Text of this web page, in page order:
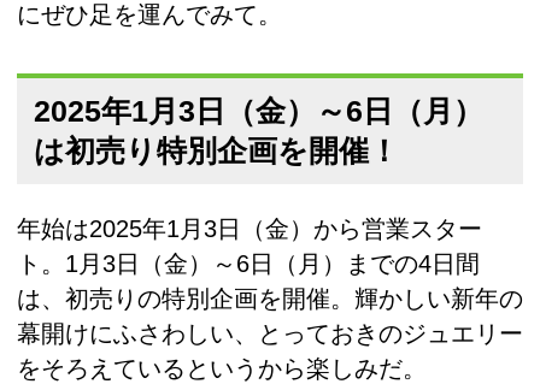
にぜひ足を運んでみて。
2025年1月3日（金）～6日（月）
は初売り特別企画を開催！
年始は2025年1月3日（金）から営業スター
ト。1月3日（金）～6日（月）までの4日間
は、初売りの特別企画を開催。輝かしい新年の
幕開けにふさわしい、とっておきのジュエリー
をそろえているというから楽しみだ。